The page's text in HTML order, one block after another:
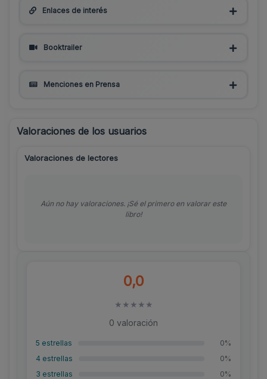
Enlaces de interés
Booktrailer
Menciones en Prensa
Valoraciones de los usuarios
0,0
★ ★ ★ ★ ★
0 valoración
5 estrellas
0%
4 estrellas
0%
3 estrellas
0%
Valoraciones de lectores
Aún no hay valoraciones. ¡Sé el primero en valorar este
libro!